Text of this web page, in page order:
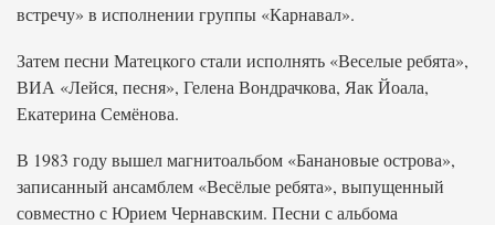
встречу» в исполнении группы «Карнавал».
Затем песни Матецкого стали исполнять «Веселые ребята»,
ВИА «Лейся, песня», Гелена Вондрачкова, Яак Йоала,
Екатерина Семёнова.
В 1983 году вышел магнитоальбом «Банановые острова»,
записанный ансамблем «Весёлые ребята», выпущенный
совместно с Юрием Чернавским. Песни с альбома